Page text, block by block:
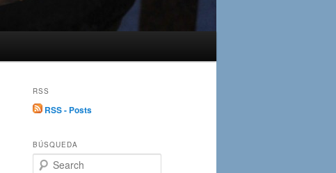
RSS
RSS - Posts
BÚSQUEDA